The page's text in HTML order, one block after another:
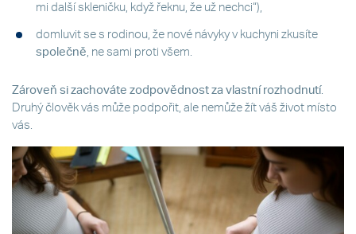
mi další skleničku, když řeknu, že už nechci“),
domluvit se s rodinou, že nové návyky v kuchyni zkusíte
společně , ne sami proti všem.
Zároveň si zachováte zodpovědnost za vlastní rozhodnutí
Druhý člověk vás může podpořit, ale nemůže žít váš život místo
vás.